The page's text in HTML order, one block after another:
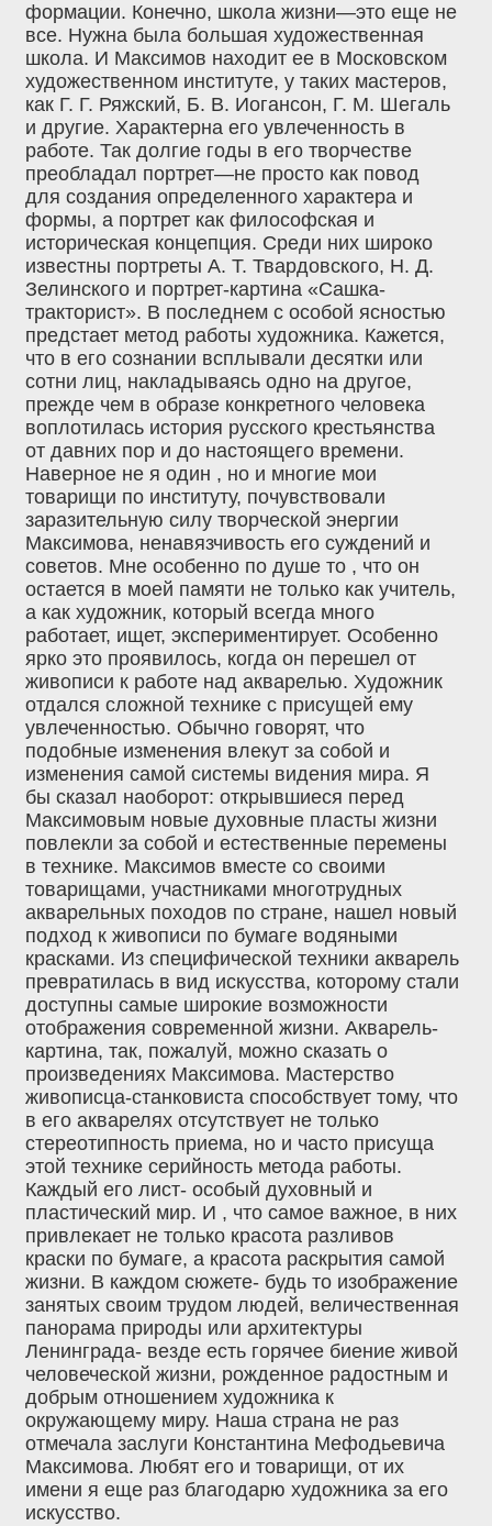
формации. Конечно, школа жизни—это еще не
все. Нужна была большая художественная
школа. И Максимов находит ее в Московском
художественном институте, у таких мастеров,
как Г. Г. Ряжский, Б. В. Иогансон, Г. М. Шегаль
и другие. Характерна его увлеченность в
работе. Так долгие годы в его творчестве
преобладал портрет—не просто как повод
для создания определенного характера и
формы, а портрет как философская и
историческая концепция. Среди них широко
известны портреты А. Т. Твардовского, Н. Д.
Зелинского и портрет-картина «Сашка-
тракторист». В последнем с особой ясностью
предстает метод работы художника. Кажется,
что в его сознании всплывали десятки или
сотни лиц, накладываясь одно на другое,
прежде чем в образе конкретного человека
воплотилась история русского крестьянства
от давних пор и до настоящего времени.
Наверное не я один , но и многие мои
товарищи по институту, почувствовали
заразительную силу творческой энергии
Максимова, ненавязчивость его суждений и
советов. Мне особенно по душе то , что он
остается в моей памяти не только как учитель,
а как художник, который всегда много
работает, ищет, экспериментирует. Особенно
ярко это проявилось, когда он перешел от
живописи к работе над акварелью. Художник
отдался сложной технике с присущей ему
увлеченностью. Обычно говорят, что
подобные изменения влекут за собой и
изменения самой системы видения мира. Я
бы сказал наоборот: открывшиеся перед
Максимовым новые духовные пласты жизни
повлекли за собой и естественные перемены
в технике. Максимов вместе со своими
товарищами, участниками многотрудных
акварельных походов по стране, нашел новый
подход к живописи по бумаге водяными
красками. Из специфической техники акварель
превратилась в вид искусства, которому стали
доступны самые широкие возможности
отображения современной жизни. Акварель-
картина, так, пожалуй, можно сказать о
произведениях Максимова. Мастерство
живописца-станковиста способствует тому, что
в его акварелях отсутствует не только
стереотипность приема, но и часто присуща
этой технике серийность метода работы.
Каждый его лист- особый духовный и
пластический мир. И , что самое важное, в них
привлекает не только красота разливов
краски по бумаге, а красота раскрытия самой
жизни. В каждом сюжете- будь то изображение
занятых своим трудом людей, величественная
панорама природы или архитектуры
Ленинграда- везде есть горячее биение живой
человеческой жизни, рожденное радостным и
добрым отношением художника к
окружающему миру. Наша страна не раз
отмечала заслуги Константина Мефодьевича
Максимова. Любят его и товарищи, от их
имени я еще раз благодарю художника за его
искусство.